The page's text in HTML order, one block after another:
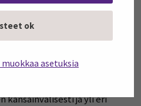
ok
asetuksia
mittaamisen rakenteet
osana
hyödyntäminen osana
kansainvälisesti ja yli eri